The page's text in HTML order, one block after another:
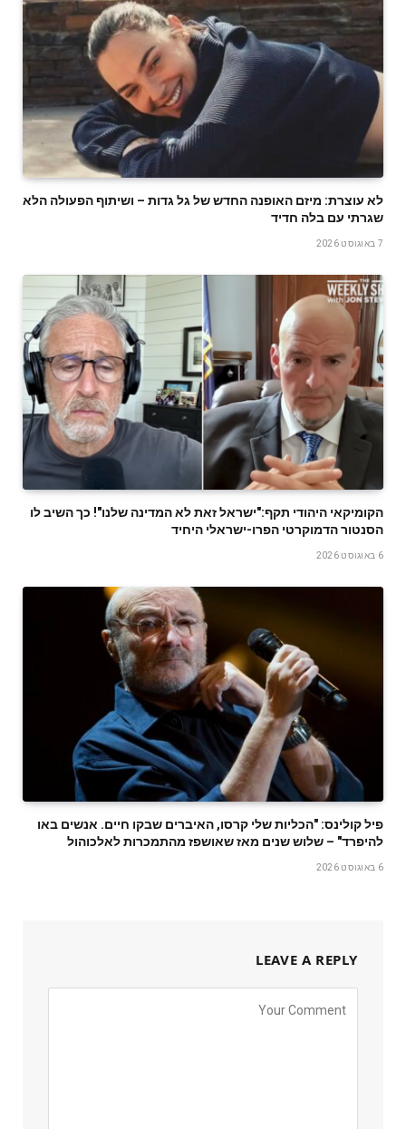
לא עוצרת: מיזם האופנה החדש של גל גדות – ושיתוף הפעולה הלא
שגרתי עם בלה חדיד
7 באוגוסט 2026
הקומיקאי היהודי תקף:"ישראל זאת לא המדינה שלנו"! כך השיב לו
הסנטור הדמוקרטי הפרו-ישראלי היחיד
6 באוגוסט 2026
פיל קולינס: "הכליות שלי קרסו, האיברים שבקו חיים. אנשים באו
להיפרד" – שלוש שנים מאז שאושפז מהתמכרות לאלכוהול
6 באוגוסט 2026
LEAVE A REPLY